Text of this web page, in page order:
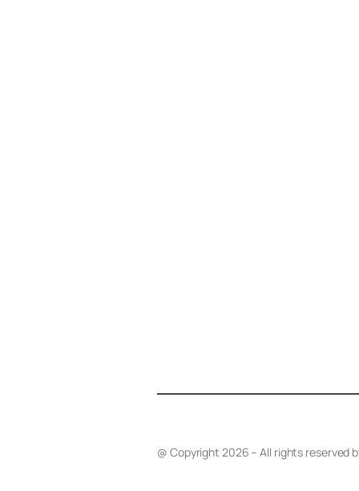
@ Copyright 2026 – All rights reserved